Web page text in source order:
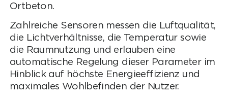
Ortbeton.
Zahlreiche Sensoren messen die Luftqualität,
die Lichtverhältnisse, die Temperatur sowie
die Raumnutzung und erlauben eine
automatische Regelung dieser Parameter im
Hinblick auf höchste Energieeffizienz und
maximales Wohlbefinden der Nutzer.